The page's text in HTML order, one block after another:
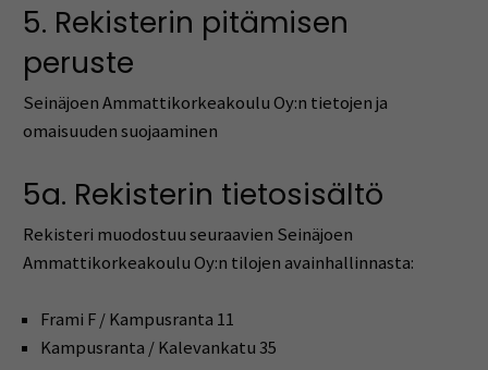
5. Rekisterin pitämisen
peruste
Seinäjoen Ammattikorkeakoulu Oy:n tietojen ja
omaisuuden suojaaminen
5a. Rekisterin tietosisältö
Rekisteri muodostuu seuraavien Seinäjoen
Ammattikorkeakoulu Oy:n tilojen avainhallinnasta:
Frami F / Kampusranta 11
Kampusranta / Kalevankatu 35